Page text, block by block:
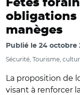
Fêtes
obligations
manèges
Publié le 24 octobre
Sécurité, Tourisme,
La proposition de
visant à renforcer